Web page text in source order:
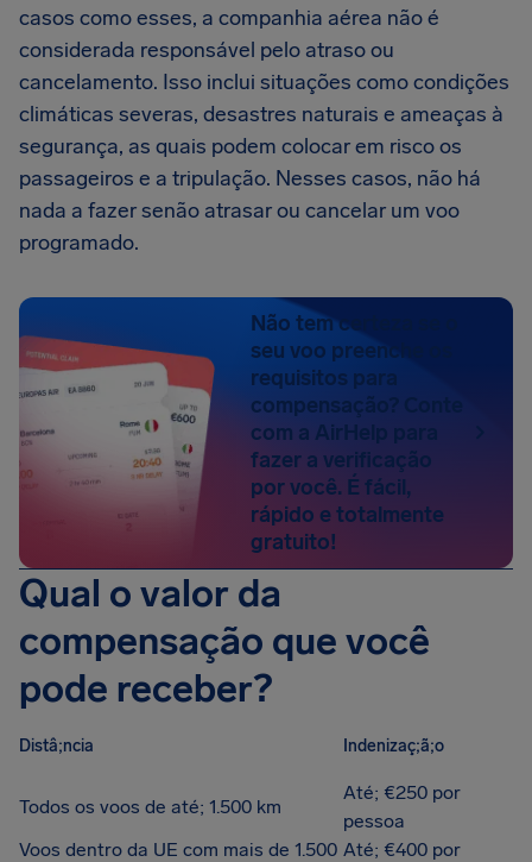
casos como esses, a companhia aérea não é
considerada responsável pelo atraso ou
cancelamento. Isso inclui situações como condições
climáticas severas, desastres naturais e ameaças à
segurança, as quais podem colocar em risco os
passageiros e a tripulação. Nesses casos, não há
nada a fazer senão atrasar ou cancelar um voo
programado.
Não tem certeza se o
seu voo preenche os
requisitos para
compensação? Conte
com a AirHelp para
fazer a verificação
por você. É fácil,
rápido e totalmente
gratuito!
Qual o valor da
compensação que você
pode receber?
Distâ;ncia Indenizaç;ã;o
Todos os voos de até; 1.500 km
Até; €250 por
pessoa
Voos dentro da UE com mais de 1.500 Até; €400 por